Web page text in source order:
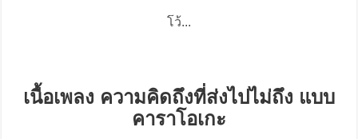
โว้...
เนื้อเพลง ความคิดถึงที่ส่งไปไม่ถึง แบบ
คาราโอเกะ